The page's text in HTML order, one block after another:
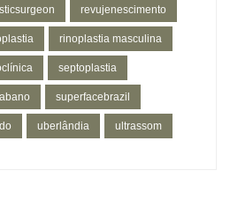
revujenescimento
rinoplastia masculina
septoplastia
superfacebrazil
uberlândia ultrassom